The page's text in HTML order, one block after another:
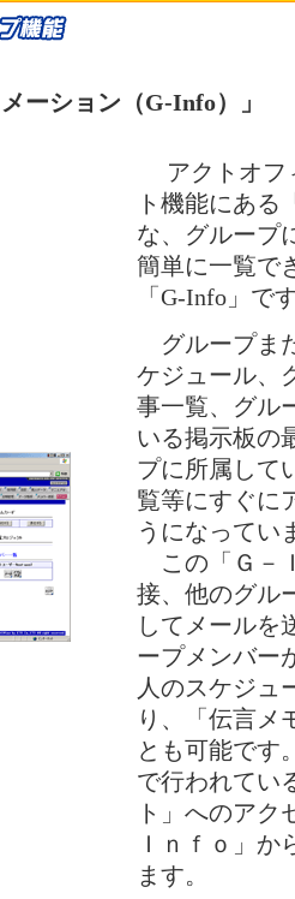
ーション（G-Info）」
アクトオフ
ト機能にある
な、グループ
簡単に一覧で
「G-Info」で
グループま
ケジュール、
事一覧、グル
いる掲示板の
プに所属して
覧等にすぐに
うになってい
この「Ｇ－
接、他のグル
してメールを
ープメンバー
人のスケジュ
り、「伝言メ
とも可能です
で行われてい
ト」へのアク
Ｉｎｆｏ」か
ます。